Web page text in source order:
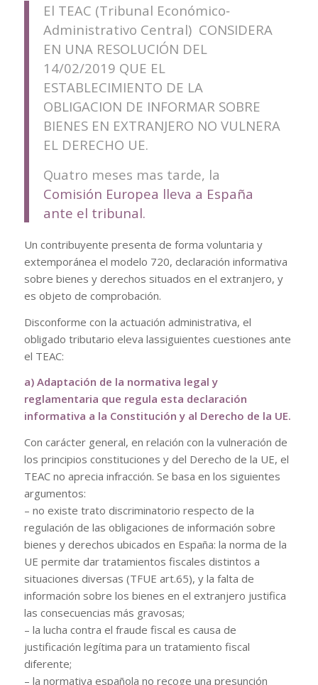
El TEAC (Tribunal Económico‐
Administrativo Central) CONSIDERA
EN UNA RESOLUCIÓN DEL
14/02/2019 QUE EL
ESTABLECIMIENTO DE LA
OBLIGACION DE INFORMAR SOBRE
BIENES EN EXTRANJERO NO VULNERA
EL DERECHO UE.
Quatro meses mas tarde, la
Comisión Europea lleva a España
ante el tribunal.
Un contribuyente presenta de forma voluntaria y
extemporánea el modelo 720, declaración informativa
sobre bienes y derechos situados en el extranjero, y
es objeto de comprobación.
Disconforme con la actuación administrativa, el
obligado tributario eleva lassiguientes cuestiones ante
el TEAC:
a) Adaptación de la normativa legal y
reglamentaria que regula esta declaración
informativa a la Constitución y al Derecho de la UE.
Con carácter general, en relación con la vulneración de
los principios constituciones y del Derecho de la UE, el
TEAC no aprecia infracción. Se basa en los siguientes
argumentos:
– no existe trato discriminatorio respecto de la
regulación de las obligaciones de información sobre
bienes y derechos ubicados en España: la norma de la
UE permite dar tratamientos fiscales distintos a
situaciones diversas (TFUE art.65), y la falta de
información sobre los bienes en el extranjero justifica
las consecuencias más gravosas;
– la lucha contra el fraude fiscal es causa de
justificación legítima para un tratamiento fiscal
diferente;
– la normativa española no recoge una presunción